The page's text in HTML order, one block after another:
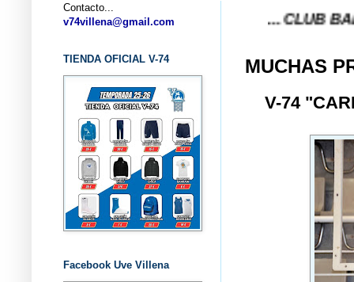
... CLUB
MUCHAS
V-74
Contacto...
v74villena@gmail.com
TIENDA OFICIAL V-74
Facebook Uve Villena